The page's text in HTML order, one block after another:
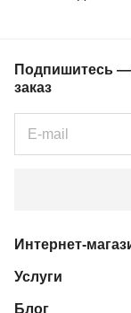
Подпишитесь —
заказ
Интернет-
Услуги
Блог